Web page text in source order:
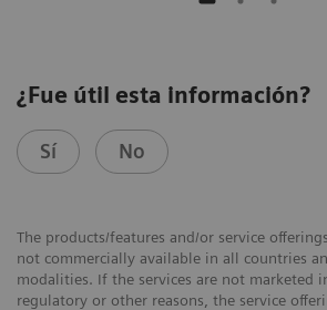
¿Fue útil esta información?
Sí No
The products/features and/or service
not commercially available in all countries
modalities. If the services are not marketed
regulatory or other reasons, the service